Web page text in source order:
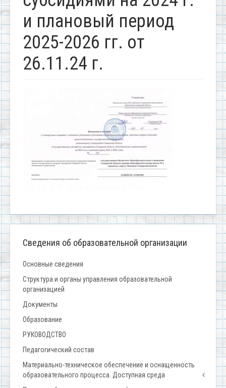
и плановый период
2025-2026 гг. от
26.11.24 г.
Сведения об образовательной организации
Основные сведения
Структура и органы управления образовательной
организацией
Документы
Образование
РУКОВОДСТВО
Педагогический состав
Материально-техническое обеспечение и оснащенность
образовательного процесса. Доступная среда